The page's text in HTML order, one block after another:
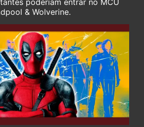
poderiam entrar no MCU
& Wolverine.